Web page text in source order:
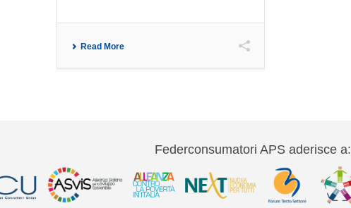
Read More
Federconsumatori APS aderisce a: